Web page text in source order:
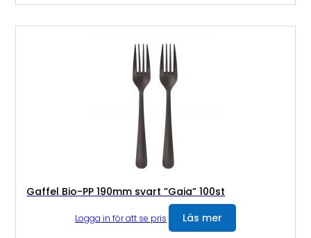
Gaffel Bio-PP 190mm svart ”Gaia” 100st
Logga in för att se pris Läs mer